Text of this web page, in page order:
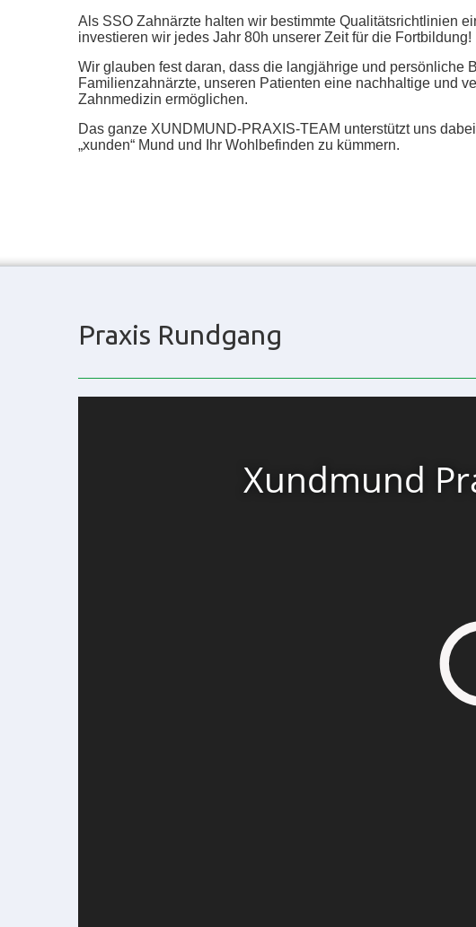
Als SSO Zahnärzte halten wir bestimmte Qualitätsrichtlinien
investieren wir jedes Jahr 80h unserer Zeit für die Fortbildung!
Wir glauben fest daran, dass die langjährige und persönliche
Familienzahnärzte, unseren Patienten eine nachhaltige und
Zahnmedizin ermöglichen.
Das ganze XUNDMUND-PRAXIS-TEAM unterstützt uns
„xunden“ Mund und Ihr Wohlbefinden zu kümmern.
Praxis Rundgang